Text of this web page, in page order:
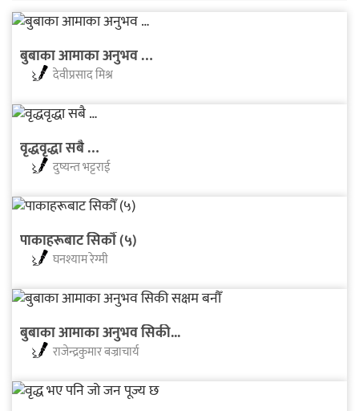
बुबाका आमाका अनुभव …
देवीप्रसाद मिश्र
वृद्धवृद्धा सबै …
दुष्यन्त भट्टराई
पाकाहरूबाट सिकाैँ (५)
घनश्याम रेग्मी
बुबाका आमाका अनुभव सिकी...
राजेन्द्रकुमार बज्राचार्य